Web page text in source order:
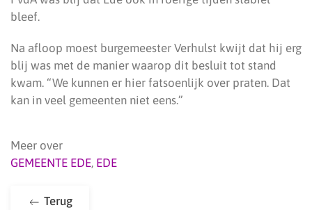
bleef.
Na afloop moest burgemeester Verhulst kwijt dat hij erg
blij was met de manier waarop dit besluit tot stand
kwam. “We kunnen er hier fatsoenlijk over praten. Dat
kan in veel gemeenten niet eens.”
Meer over
GEMEENTE EDE, EDE
Terug